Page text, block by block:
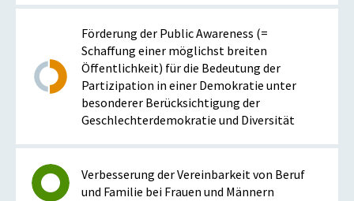
Förderung der Public Awareness (=
Schaffung einer möglichst breiten
Öffentlichkeit) für die Bedeutung der
Partizipation in einer Demokratie unter
besonderer Berücksichtigung der
Geschlechterdemokratie und Diversität
Verbesserung der Vereinbarkeit von Beruf
und Familie bei Frauen und Männern